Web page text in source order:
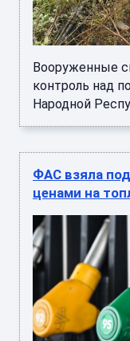
Вооруженные
контроль над
Народной
ФАС взяла
ценами на